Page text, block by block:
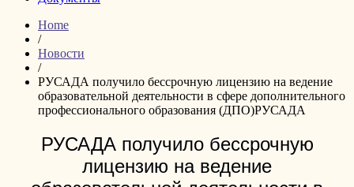
Home
/
Новости
/
РУСАДА получило бессрочную лицензию на ведение
образовательной деятельности в сфере дополнительного
профессионального образования (ДПО)РУСАДА
РУСАДА получило бессрочную
лицензию на ведение